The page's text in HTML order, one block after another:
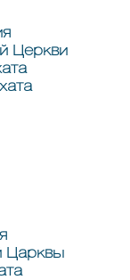
Церкви
Царквы